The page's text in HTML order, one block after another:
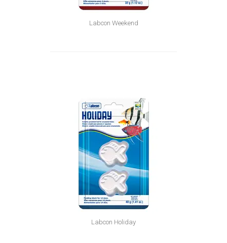
Labcon Weekend
Labcon Holiday